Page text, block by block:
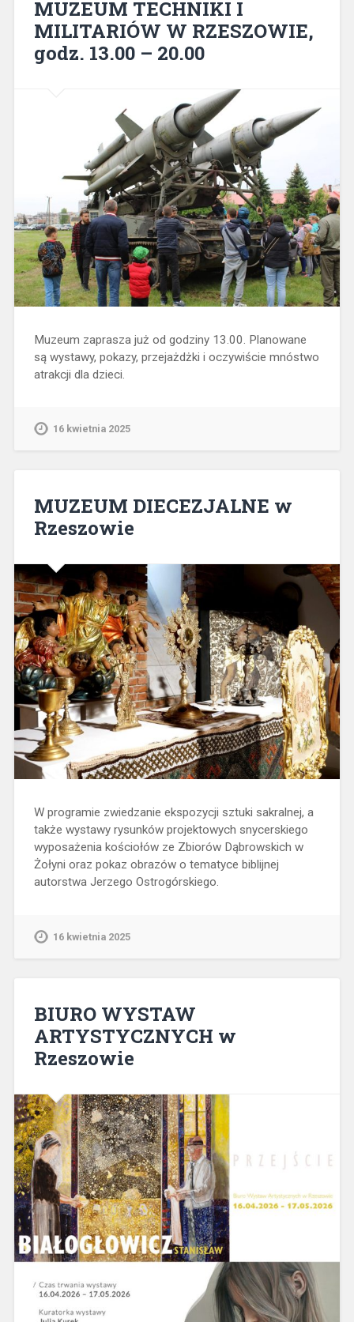
MUZEUM TECHNIKI I
MILITARIÓW W RZESZOWIE,
godz. 13.00 – 20.00
Muzeum zaprasza już od godziny 13.00. Planowane
są wystawy, pokazy, przejażdżki i oczywiście mnóstwo
atrakcji dla dzieci.
16 kwietnia 2025
MUZEUM DIECEZJALNE w
Rzeszowie
W programie zwiedzanie ekspozycji sztuki sakralnej, a
także wystawy rysunków projektowych snycerskiego
wyposażenia kościołów ze Zbiorów Dąbrowskich w
Żołyni oraz pokaz obrazów o tematyce biblijnej
autorstwa Jerzego Ostrogórskiego.
16 kwietnia 2025
BIURO WYSTAW
ARTYSTYCZNYCH w
Rzeszowie